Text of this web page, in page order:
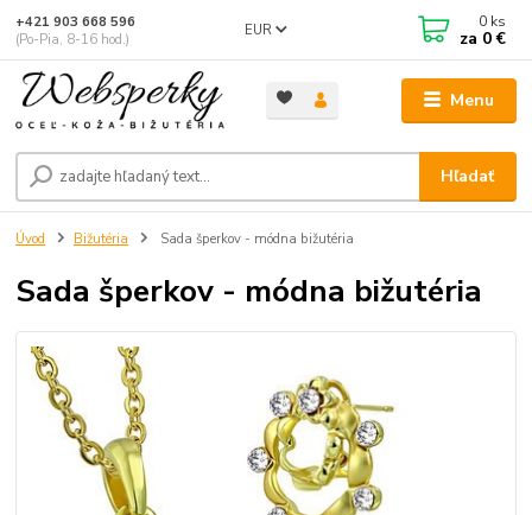
Menu
EUR
Hľadať
+421 903 668 596
(Po-Pia, 8-16 hod.)
0 ks
za 0 €
Úvod Bižutéria Sada šperkov - módna bižutéria
Sada šperkov - módna bižutéria